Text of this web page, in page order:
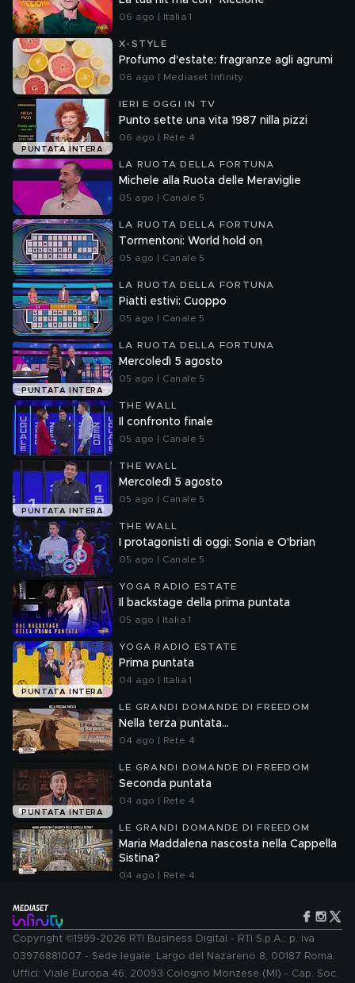
06 ago | Italia 1
X-STYLE
Profumo d'estate: fragranze agli agrumi
06 ago | Mediaset Infinity
PUNTATA INTERA
IERI E OGGI IN TV
Punto sette una vita 1987 nilla pizzi
06 ago | Rete 4
LA RUOTA DELLA FORTUNA
Michele alla Ruota delle Meraviglie
05 ago | Canale 5
LA RUOTA DELLA FORTUNA
Tormentoni: World hold on
05 ago | Canale 5
LA RUOTA DELLA FORTUNA
Piatti estivi: Cuoppo
05 ago | Canale 5
PUNTATA INTERA
LA RUOTA DELLA FORTUNA
Mercoledì 5 agosto
05 ago | Canale 5
THE WALL
Il confronto finale
05 ago | Canale 5
PUNTATA INTERA
THE WALL
Mercoledì 5 agosto
05 ago | Canale 5
THE WALL
I protagonisti di oggi: Sonia e O'brian
05 ago | Canale 5
YOGA RADIO ESTATE
Il backstage della prima puntata
05 ago | Italia 1
PUNTATA INTERA
YOGA RADIO ESTATE
Prima puntata
04 ago | Italia 1
LE GRANDI DOMANDE DI FREEDOM
Nella terza puntata...
04 ago | Rete 4
PUNTATA INTERA
LE GRANDI DOMANDE DI FREEDOM
Seconda puntata
04 ago | Rete 4
LE GRANDI DOMANDE DI FREEDOM
Maria Maddalena nascosta nella Cappella
Sistina?
04 ago | Rete 4
Copyright ©1999-2026 RTI Business Digital - RTI S.p.A.: p. iva
03976881007 - Sede legale: Largo del Nazareno 8, 00187 Roma.
Uffici: Viale Europa 46, 20093 Cologno Monzese (MI) - Cap. Soc.